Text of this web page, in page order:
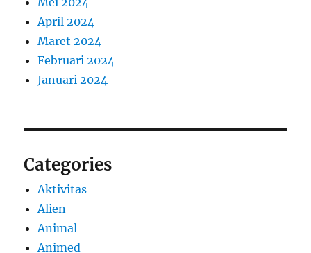
April 2024
Maret 2024
Februari 2024
Januari 2024
Categories
Aktivitas
Alien
Animal
Animed